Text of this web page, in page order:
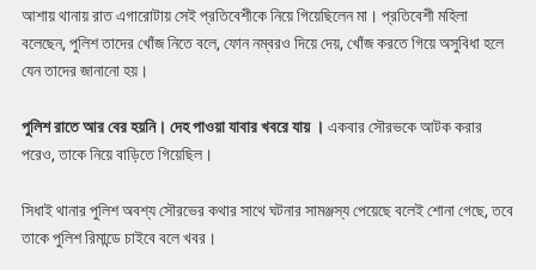
আশায় থানায় রাত এগারোটায় সেই প্রতিবেশীকে নিয়ে গিয়েছিলেন মা। প্রতিবেশী মহিলা
বলেছেন, পুলিশ তাদের খোঁজ নিতে বলে, ফোন নম্বরও দিয়ে দেয়, খোঁজ করতে গিয়ে অসুবিধা হলে
যেন তাদের জানানো হয়।
পুলিশ রাতে আর বের হয়নি। দেহ পাওয়া যাবার খবরে যায় । একবার সৌরভকে আটক করার
পরেও, তাকে নিয়ে বাড়িতে গিয়েছিল।
সিধাই থানার পুলিশ অবশ্য সৌরভের কথার সাথে ঘটনার সামঞ্জস্য পেয়েছে বলেই শোনা গেছে, তবে
তাকে পুলিশ রিমান্ডে চাইবে বলে খবর।